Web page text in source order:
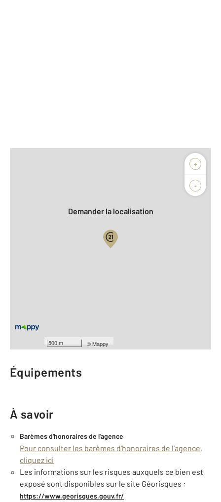
+
-
500 m ©Mappy
Demander la localisation
Nombre de pièces : 3
Année construction : 2019
Équipements
À savoir
Barèmes d'honoraires de l'agence
Pour consulter les barèmes d'honoraires de l'agence,
cliquez ici
Les informations sur les risques auxquels ce bien est
exposé sont disponibles sur le site Géorisques :
https://www.georisques.gouv.fr/